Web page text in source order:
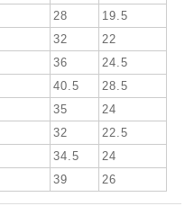
28
19.5
32
22
36
24.5
40.5
28.5
35
24
32
22.5
34.5
24
39 26